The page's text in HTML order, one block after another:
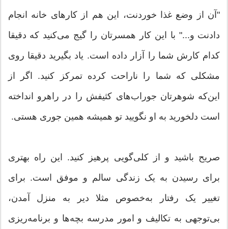
"آن از وضع غذا خوردنت، این هم از کارهای خانه انجام
دادنت و..." با این کار همسرتان را گیج می‌کنید که دقیقا
کدام کارش شما را آزار داده است. یاد بگیرید دقیقا روی
مشکلی که شما را ناراحت کرده تمرکز کنید. اگر از
این‌که شوهرتان جوراب‌های کثیفش را در راهرو انداخته
است دلخورید به او نگویید تو همیشه همین جوری هستی.
صریح باشید و از کلی‌گویی پرهیز کنید. این راه بهتری
برای رسیدن به یک زندگی سالم و موفق است. برای
تغییر یک رفتار به‌خصوص مثلا دیر به منزل آمدن،
بی‌توجهی به تکالیف و امور مدرسه بچه‌ها و برنامه‌ریزی